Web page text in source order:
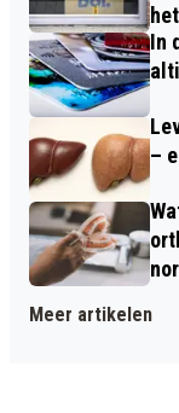
In
–
Meer artikelen